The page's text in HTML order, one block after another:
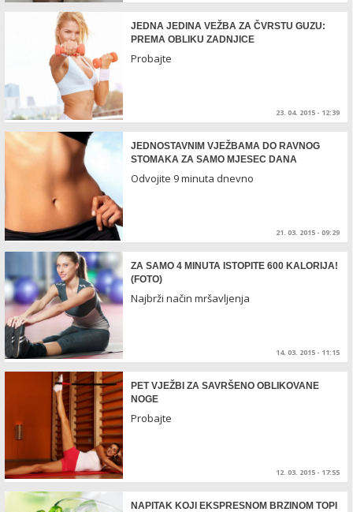
JEDNA JEDINA VEŽBA ZA ČVRSTU GUZU:
PREMA OBLIKU ZADNJICE
Probajte
23. 04. 2015 - 12:39
JEDNOSTAVNIM VJEŽBAMA DO RAVNOG
STOMAKA ZA SAMO MJESEC DANA
Odvojite 9 minuta dnevno
21. 03. 2015 - 09:29
ZA SAMO 4 MINUTA ISTOPITE 600 KALORIJA!
(FOTO)
Najbrži način mršavljenja
14. 03. 2015 - 11:15
PET VJEŽBI ZA SAVRŠENO OBLIKOVANE
NOGE
Probajte
12. 03. 2015 - 17:55
NAPITAK KOJI EKSPRESNOM BRZINOM TOPI